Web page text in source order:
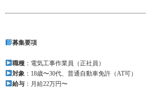
募集要項
職種：電気工事作業員（正社員）
対象：18歳〜30代、普通自動車免許（AT可）
給与：月給22万円〜